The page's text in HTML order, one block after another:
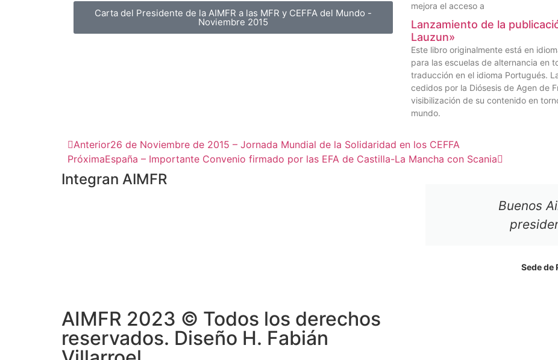
Carta del Presidente de la AIMFR a las MFR y CEFFA del Mundo -
Noviembre 2015
mejora el acceso a
Lanzamiento de la
Lauzun»
Este libro originalmente está en
para las escuelas de alternancia en
traducción en el idioma Portugués.
cedidos por la Diósesis de Agen de
visibilización de su contenido en
mundo.
Anterior26 de Noviembre de 2015 – Jornada Mundial de la Solidaridad en los CEFFA
PróximaEspaña – Importante Convenio firmado por las EFA de Castilla-La Mancha con Scania
Integran AIMFR
Buenos
Sede de
AIMFR 2023 © Todos los derechos
reservados. Diseño H. Fabián